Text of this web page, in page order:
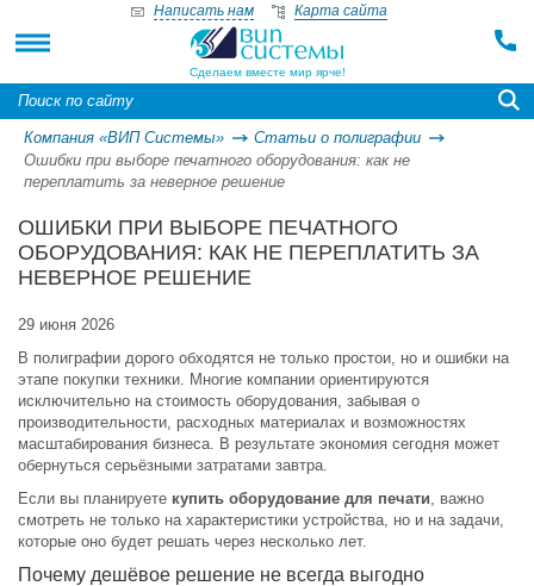
Сделаем вместе мир ярче!
Написать нам Карта сайта
Компания «ВИП Системы»
Статьи о полиграфии
Ошибки при выборе печатного оборудования: как не
переплатить за неверное решение
ОШИБКИ ПРИ ВЫБОРЕ ПЕЧАТНОГО
ОБОРУДОВАНИЯ: КАК НЕ ПЕРЕПЛАТИТЬ ЗА
НЕВЕРНОЕ РЕШЕНИЕ
29 июня 2026
В полиграфии дорого обходятся не только простои, но и ошибки на
этапе покупки техники. Многие компании ориентируются
исключительно на стоимость оборудования, забывая о
производительности, расходных материалах и возможностях
масштабирования бизнеса. В результате экономия сегодня может
обернуться серьёзными затратами завтра.
Если вы планируете купить оборудование для печати, важно
смотреть не только на характеристики устройства, но и на задачи,
которые оно будет решать через несколько лет.
Почему дешёвое решение не всегда выгодно